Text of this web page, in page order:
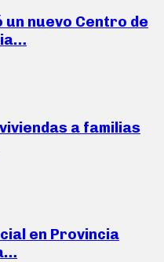
nuevo Centro de
a familias
en Provincia